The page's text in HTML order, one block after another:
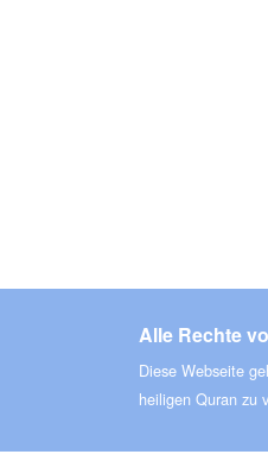
Alle Rechte
Diese Webseite
heiligen Quran zu